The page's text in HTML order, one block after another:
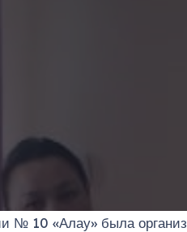
№ 10 «Алау» была